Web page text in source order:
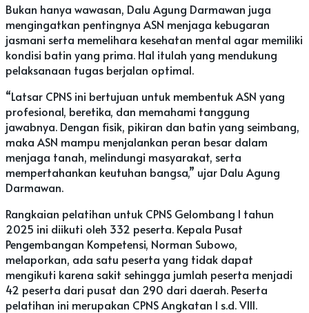
Bukan hanya wawasan, Dalu Agung Darmawan juga
mengingatkan pentingnya ASN menjaga kebugaran
jasmani serta memelihara kesehatan mental agar memiliki
kondisi batin yang prima. Hal itulah yang mendukung
pelaksanaan tugas berjalan optimal.
“Latsar CPNS ini bertujuan untuk membentuk ASN yang
profesional, beretika, dan memahami tanggung
jawabnya. Dengan fisik, pikiran dan batin yang seimbang,
maka ASN mampu menjalankan peran besar dalam
menjaga tanah, melindungi masyarakat, serta
mempertahankan keutuhan bangsa,” ujar Dalu Agung
Darmawan.
Rangkaian pelatihan untuk CPNS Gelombang I tahun
2025 ini diikuti oleh 332 peserta. Kepala Pusat
Pengembangan Kompetensi, Norman Subowo,
melaporkan, ada satu peserta yang tidak dapat
mengikuti karena sakit sehingga jumlah peserta menjadi
42 peserta dari pusat dan 290 dari daerah. Peserta
pelatihan ini merupakan CPNS Angkatan I s.d. VIII.